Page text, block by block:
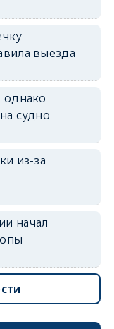
выезда
однако
судно
из-за
начал